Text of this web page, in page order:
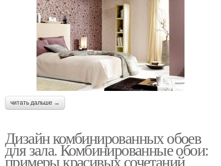
читать дальше →
Дизайн комбинированных обоев
для зала. Комбинированные обои:
примеры красивых сочетаний